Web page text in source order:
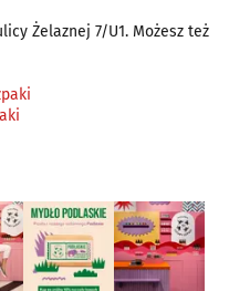
Żelaznej 7/U1. Możesz też